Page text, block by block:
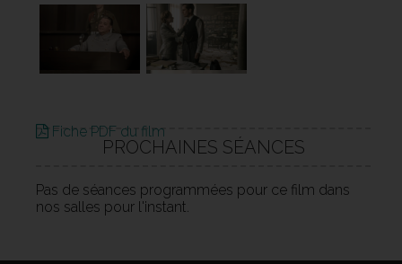
Fiche PDF du film
PROCHAINES SÉANCES
Pas de séances programmées pour ce film dans
nos salles pour l'instant.